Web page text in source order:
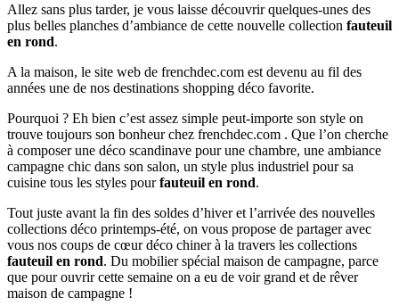
Allez sans plus tarder, je vous laisse découvrir quelques-unes des
plus belles planches d’ambiance de cette nouvelle collection fauteuil
en rond.
A la maison, le site web de frenchdec.com est devenu au fil des
années une de nos destinations shopping déco favorite.
Pourquoi ? Eh bien c’est assez simple peut-importe son style on
trouve toujours son bonheur chez frenchdec.com . Que l’on cherche
à composer une déco scandinave pour une chambre, une ambiance
campagne chic dans son salon, un style plus industriel pour sa
cuisine tous les styles pourfauteuil en rond.
Tout juste avant la fin des soldes d’hiver et l’arrivée des nouvelles
collections déco printemps-été, on vous propose de partager avec
vous nos coups de cœur déco chiner à la travers les collections
fauteuil en rond. Du mobilier spécial maison de campagne, parce
que pour ouvrir cette semaine on a eu de voir grand et de rêver
maison de campagne !